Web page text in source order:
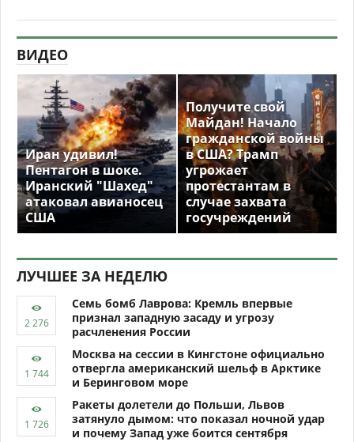
ВИДЕО
Иран удивил!
Пентагон в шоке.
Иранский "Шахед"
атаковал авианосец
США
Получите свой
Майдан! Начало
гражданской войны
в США? Трамп
угрожает
протестантам в
случае захвата
госучреждений
ЛУЧШЕЕ ЗА НЕДЕЛЮ
Семь бомб Лаврова: Кремль впервые
признал западную засаду и угрозу
расчленения России
Москва на сессии в Кингстоне официально
отвергла американский шельф в Арктике
и Беринговом море
Ракеты долетели до Польши, Львов
затянуло дымом: что показал ночной удар
и почему Запад уже боится сентября